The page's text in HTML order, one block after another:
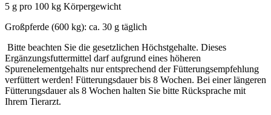
5 g pro 100 kg Körpergewicht
Großpferde (600 kg): ca. 30 g täglich
Bitte beachten Sie die gesetzlichen Höchstgehalte. Dieses
Ergänzungsfuttermittel darf aufgrund eines höheren
Spurenelementgehalts nur entsprechend der Fütterungsempfehlung
verfüttert werden! Fütterungsdauer bis 8 Wochen. Bei einer längeren
Fütterungsdauer als 8 Wochen halten Sie bitte Rücksprache mit
Ihrem Tierarzt.